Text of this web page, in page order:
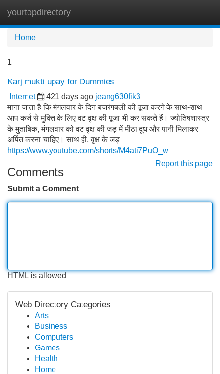
yourtopdirectory
Home
1
Karj mukti upay for Dummies
Internet 421 days ago jeang630fik3
माना जाता है कि मंगलवार के दिन बजरंगबली की पूजा करने के साथ-साथ
आप कर्ज से मुक्ति के लिए वट वृक्ष की पूजा भी कर सकते हैं। ज्योतिषशास्त्र
के मुताबिक, मंगलवार को वट वृक्ष की जड़ में मीठा दूध और पानी मिलाकर
अर्पित करना चाहिए। साथ ही, वृक्ष के जड़
https://www.youtube.com/shorts/M4ati7PuO_w
Report this page
Comments
Submit a Comment
HTML is allowed
Web Directory Categories
Arts
Business
Computers
Games
Health
Home